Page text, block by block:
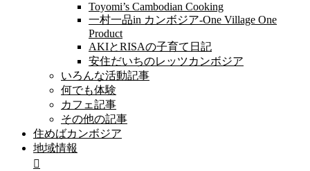
Toyomi’s Cambodian Cooking
一村一品in カンボジア-One Village One
Product
AKIとRISAの子育て日記
安住だいちのレッツカンボジア
いろんな活動記事
何でも体験
カフェ記事
その他の記事
住めばカンボジア
地域情報